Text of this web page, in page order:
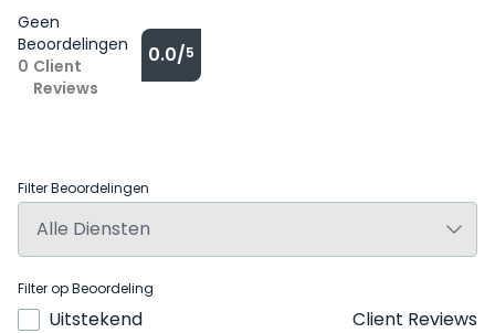
Geen
Beoordelingen
0 Client
Reviews
0.0/5
Filter Beoordelingen
Filter op Beoordeling
Uitstekend
Client Reviews